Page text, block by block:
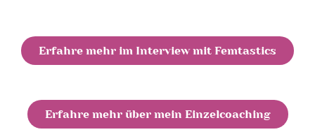
Erfahre mehr im Interview mit Femtastics
Erfahre mehr über mein Einzelcoaching